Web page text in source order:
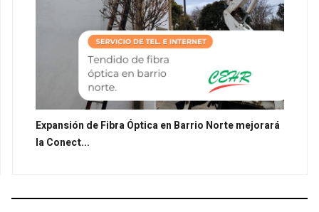
Expansión de Fibra Óptica en Barrio Norte mejorará
la Conect...